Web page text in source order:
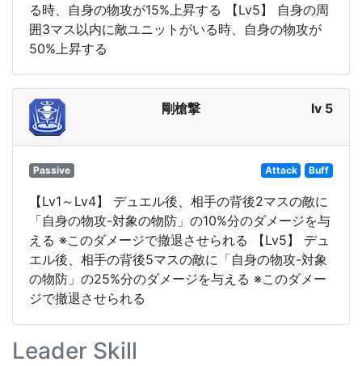
る時、自身の物攻が15%上昇する 【Lv5】 自身の周
囲3マス以内に敵ユニットがいる時、自身の物攻が
50%上昇する
剛槍撃 lv 5
Passive Attack Buff
【Lv1～Lv4】 デュエル後、相手の背後2マスの敵に
「自身の物攻-対象の物防」の10%分のダメージを与
える ※このダメージで撤退させられる 【Lv5】 デュ
エル後、相手の背後5マスの敵に「自身の物攻-対象
の物防」の25%分のダメージを与える ※このダメー
ジで撤退させられる
Leader Skill